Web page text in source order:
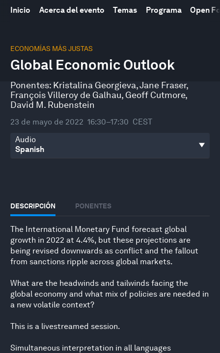
Inicio Acerca del evento Temas Programa Open
ECONOMÍAS MÁS JUSTAS
Global Economic Outlook
Ponentes: Kristalina Georgieva,Jane Fraser,
François Villeroy de Galhau, Geoff Cutmore,
David M. Rubenstein
23 de mayo de 2022 16:30–17:30 CEST
Audio
DESCRIPCIÓN PONENTES
The International Monetary Fund forecast global
growth in 2022 at 4.4%, but these projections are
being revised downwards as conflict and the fallout
from sanctions ripple across global markets.
What are the headwinds and tailwinds facing the
global economy and what mix of policies are needed in
a new volatile context?
This is a livestreamed session.
Simultaneous interpretation in all languages
seconds
1
hour,
minutes,
17
seconds